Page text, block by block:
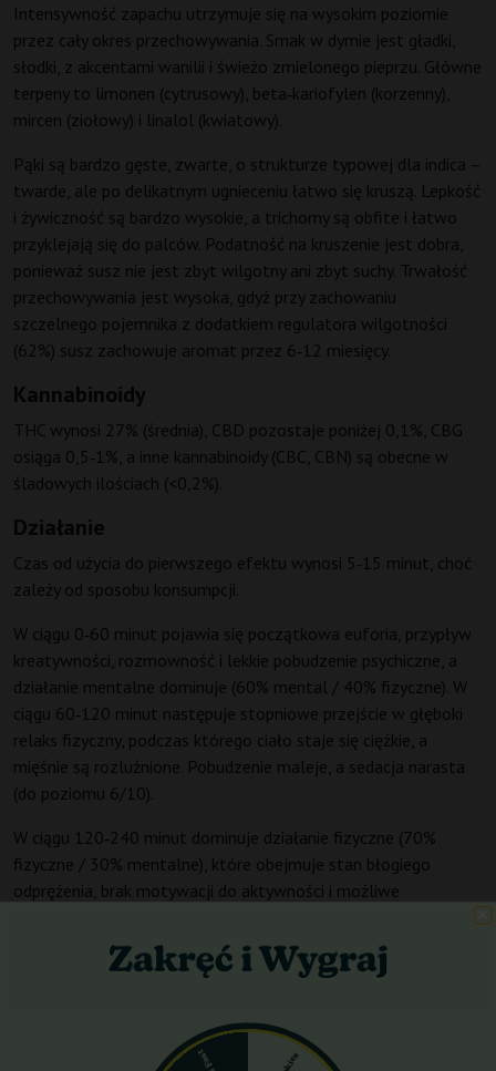
Intensywność zapachu utrzymuje się na wysokim poziomie
przez cały okres przechowywania. Smak w dymie jest gładki,
słodki, z akcentami wanilii i świeżo zmielonego pieprzu. Główne
terpeny to limonen (cytrusowy), beta‑kariofylen (korzenny),
mircen (ziołowy) i linalol (kwiatowy).
Pąki są bardzo gęste, zwarte, o strukturze typowej dla indica –
twarde, ale po delikatnym ugnieceniu łatwo się kruszą. Lepkość
i żywiczność są bardzo wysokie, a trichomy są obfite i łatwo
przyklejają się do palców. Podatność na kruszenie jest dobra,
ponieważ susz nie jest zbyt wilgotny ani zbyt suchy. Trwałość
przechowywania jest wysoka, gdyż przy zachowaniu
szczelnego pojemnika z dodatkiem regulatora wilgotności
(62%) susz zachowuje aromat przez 6‑12 miesięcy.
Kannabinoidy
THC wynosi 27% (średnia), CBD pozostaje poniżej 0,1%, CBG
osiąga 0,5‑1%, a inne kannabinoidy (CBC, CBN) są obecne w
śladowych ilościach (<0,2%).
Działanie
Czas od użycia do pierwszego efektu wynosi 5‑15 minut, choć
zależy od sposobu konsumpcji.
W ciągu 0‑60 minut pojawia się początkowa euforia, przypływ
kreatywności, rozmowność i lekkie pobudzenie psychiczne, a
działanie mentalne dominuje (60% mental / 40% fizyczne). W
ciągu 60‑120 minut następuje stopniowe przejście w głęboki
relaks fizyczny, podczas którego ciało staje się ciężkie, a
mięśnie są rozluźnione. Pobudzenie maleje, a sedacja narasta
(do poziomu 6/10).
W ciągu 120‑240 minut dominuje działanie fizyczne (70%
fizyczne / 30% mentalne), które obejmuje stan błogiego
odprężenia, brak motywacji do aktywności i możliwe
godz.) następuje stopniowy powrót do normalności bez
wyraźnego „crashu”, ponieważ pojawia się uczucie zmęczenia,